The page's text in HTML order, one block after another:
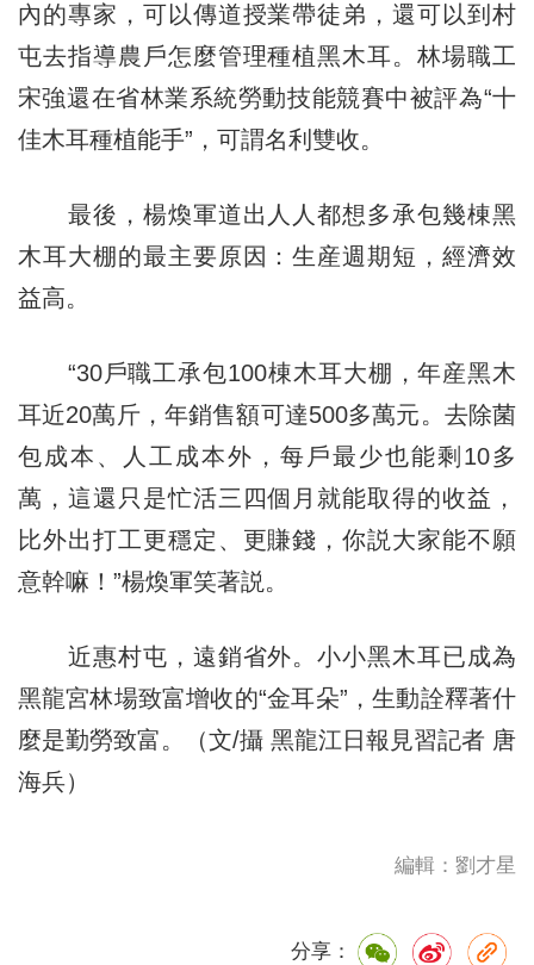
內的專家，可以傳道授業帶徒弟，還可以到村
屯去指導農戶怎麼管理種植黑木耳。林場職工
宋強還在省林業系統勞動技能競賽中被評為“十
佳木耳種植能手”，可謂名利雙收。
最後，楊煥軍道出人人都想多承包幾棟黑
木耳大棚的最主要原因：生産週期短，經濟效
益高。
“30戶職工承包100棟木耳大棚，年産黑木
耳近20萬斤，年銷售額可達500多萬元。去除菌
包成本、人工成本外，每戶最少也能剩10多
萬，這還只是忙活三四個月就能取得的收益，
比外出打工更穩定、更賺錢，你説大家能不願
意幹嘛！”楊煥軍笑著説。
近惠村屯，遠銷省外。小小黑木耳已成為
黑龍宮林場致富增收的“金耳朵”，生動詮釋著什
麼是勤勞致富。（文/攝 黑龍江日報見習記者 唐
海兵）
編輯：劉才星
分享：